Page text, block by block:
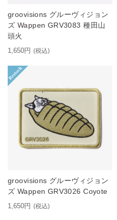
groovisions グルーヴィジョン
ズ Wappen GRV3083 種田山
頭火
1,650円 (税込)
groovisions グルーヴィジョン
ズ Wappen GRV3026 Coyote
1,650円 (税込)